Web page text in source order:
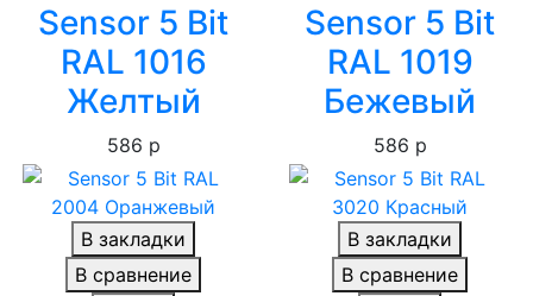
Sensor 5 Bit
RAL 1016
Желтый
586 р
Sensor 5 Bit
RAL 1019
Бежевый
586 р
В закладки
В сравнение
В закладки
В сравнение